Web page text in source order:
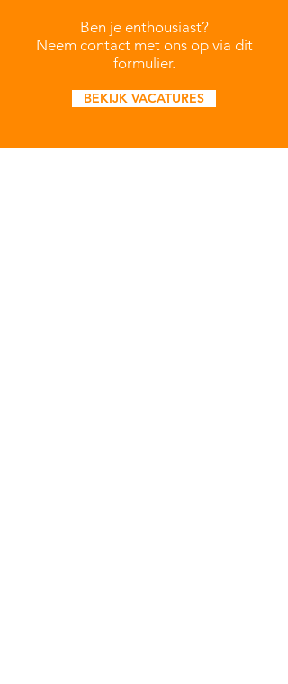
Ben je enthousiast?
Neem contact met ons op via dit
formulier.
BEKIJK VACATURES